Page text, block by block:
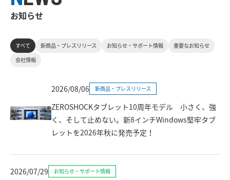
お知らせ
すべて 新商品・プレスリリース お知らせ・サポート情報
重要なお知らせ
会社情報
2026/08/06 新商品・プレスリリース
ZEROSHOCKタブレット10周年モデル 小さく、強
く、そして止めない。新8インチWindows堅牢タブ
レットを2026年秋に発売予定！
2026/07/29 お知らせ・サポート情報